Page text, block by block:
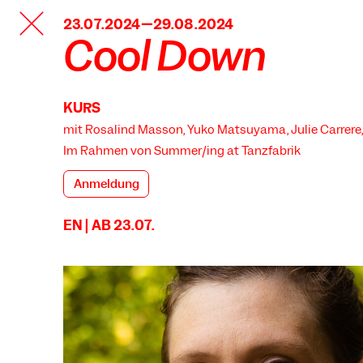
TANZFABRIK
BERLIN23.07.2024—29.08.2024
Cool Down
KURS
mit Rosalind Masson, Yuko Matsuyama, Julie
Im Rahmen von Summer/ing at Tanzfabrik
Anmeldung
EN | AB 23.07.